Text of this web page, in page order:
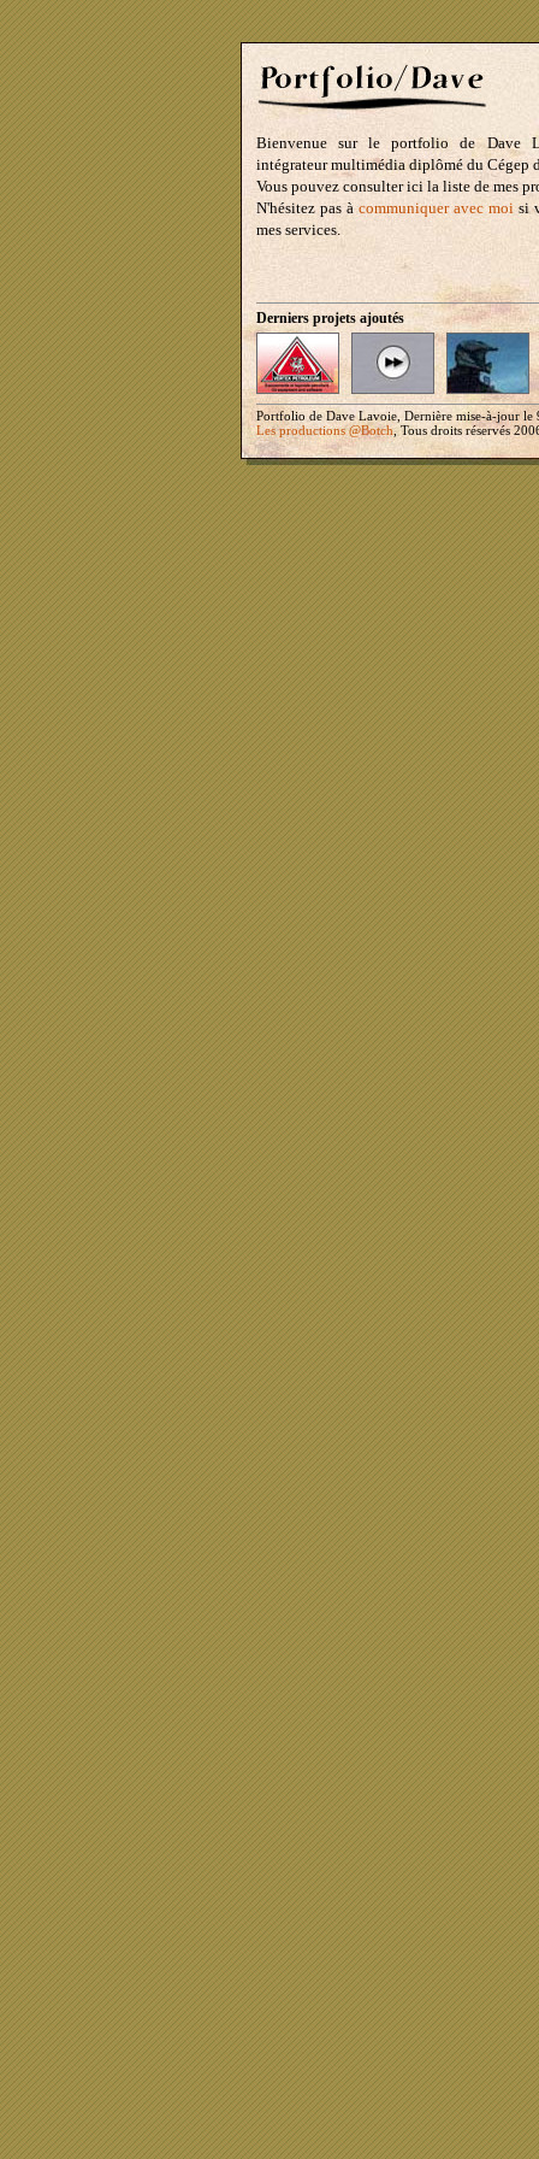
Bienvenue sur le portfolio de Dave
intégrateur multimédia diplômé du Cégep
Vous pouvez consulter ici la liste de mes
N'hésitez pas à communiquer avec moi si
mes services.
Derniers projets ajoutés
Portfolio de Dave Lavoie, Dernière mise-à-jour le
Les productions @Botch, Tous droits réservés